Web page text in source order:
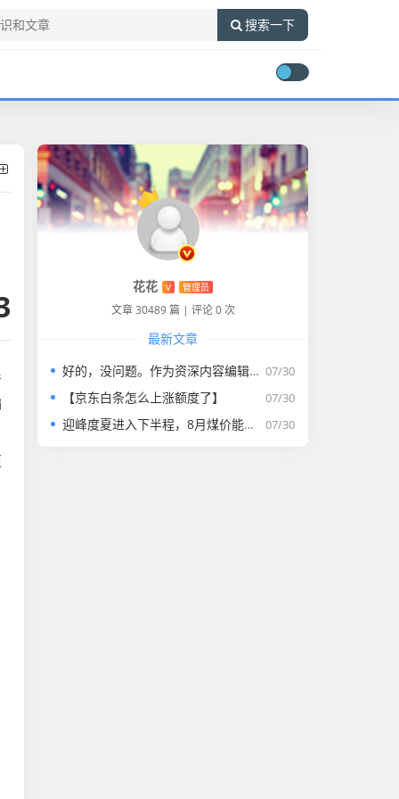
搜索一下
花花 V 管理员
文章 30489 篇 | 评论 0 次
最新文章
07/30
好的，没问题。作为资深内容编辑，我将为您打造一篇符合要求的专业教程文章。
07/30
【京东白条怎么上涨额度了】
07/30
迎峰度夏进入下半程，8月煤价能否走强？